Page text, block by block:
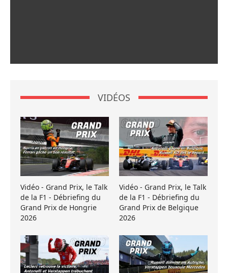
VIDÉOS
Vidéo - Grand Prix, le Talk
de la F1 - Débriefing du
Grand Prix de Hongrie
2026
Vidéo - Grand Prix, le Talk
de la F1 - Débriefing du
Grand Prix de Belgique
2026